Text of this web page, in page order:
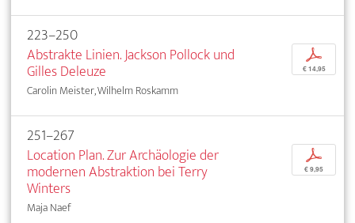
223–250
Abstrakte Linien. Jackson Pollock und
Gilles Deleuze
Carolin Meister, Wilhelm Roskamm
p
€ 14,95
251–267
Location Plan. Zur Archäologie der
modernen Abstraktion bei Terry
Winters
Maja Naef
p
€ 9,95